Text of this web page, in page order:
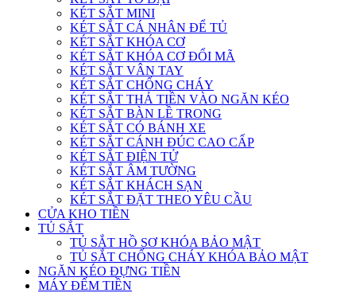
KÉT SẮT MINI
KÉT SẮT CÁ NHÂN ĐỂ TỦ
KÉT SẮT KHÓA CƠ
KÉT SẮT KHÓA CƠ ĐỔI MÃ
KÉT SẮT VÂN TAY
KÉT SẮT CHỐNG CHÁY
KÉT SẮT THẢ TIỀN VÀO NGĂN KÉO
KÉT SẮT BÀN LỀ TRONG
KÉT SẮT CÓ BÁNH XE
KÉT SẮT CÁNH ĐÚC CAO CẤP
KÉT SẮT ĐIỆN TỬ
KÉT SẮT ÂM TƯỜNG
KÉT SẮT KHÁCH SẠN
KÉT SẮT ĐẶT THEO YÊU CẦU
CỬA KHO TIỀN
TỦ SẮT
TỦ SẮT HỒ SƠ KHÓA BẢO MẬT
TỦ SẮT CHỐNG CHÁY KHÓA BẢO MẬT
NGĂN KÉO ĐỰNG TIỀN
MÁY ĐẾM TIỀN